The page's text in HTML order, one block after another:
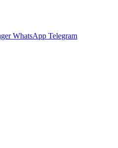
WhatsApp Telegram